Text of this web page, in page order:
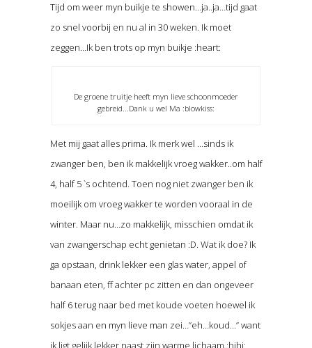
Tijd om weer myn buikje te showen…ja..ja…tijd gaat
zo snel voorbij en nu al in 30 weken. Ik moet
zeggen…Ik ben trots op myn buikje :heart:
De groene truitje heeft myn lieve schoonmoeder
gebreid...Dank u wel Ma :blowkiss:
Met mij gaat alles prima. Ik merk wel …sinds ik
zwanger ben, ben ik makkelijk vroeg wakker..om half
4, half 5 `s ochtend. Toen nog niet zwanger ben ik
moeilijk om vroeg wakker te worden vooraal in de
winter. Maar nu…zo makkelijk, misschien omdat ik
van zwangerschap echt genietan :D. Wat ik doe? Ik
ga opstaan, drink lekker een glas water, appel of
banaan eten, ff achter pc zitten en dan ongeveer
half 6 terug naar bed met koude voeten hoewel ik
sokjes aan en myn lieve man zei…”eh…koud…” want
ik ligt gelijk lekker naast zijn warme lichaam :hihi: